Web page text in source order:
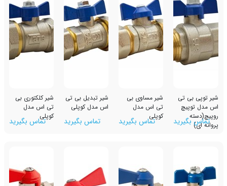
شیر مساوی بی
تی اس مدل
کوپلیتماس بگیرید
شیر تبدیل بی تی
اس مدل کوپلی
تماس بگیرید
شیر کلکتوری بی
تی اس مدل
کوپلیتماس بگیرید